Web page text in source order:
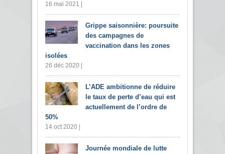
16 mai 2021 |
Grippe saisonnière: poursuite
des campagnes de
vaccination dans les zones
isolées
26 déc 2020 |
L’ADE ambitionne de réduire
le taux de perte d’eau qui est
actuellement de l’ordre de
50%
14 oct 2020 |
Journée mondiale de lutte